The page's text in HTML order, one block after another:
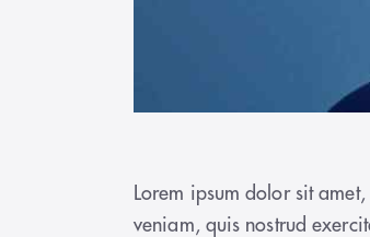
Lorem ipsum dolor sit
veniam, quis nostrud